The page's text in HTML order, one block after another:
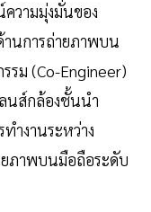
วามมุ่งมั่นของ
นการถ่ายภาพบน
ม (Co-Engineer)
นส์กล้องชั้นนำ
ำงานระหว่าง
ภาพบนมือถือระดับ